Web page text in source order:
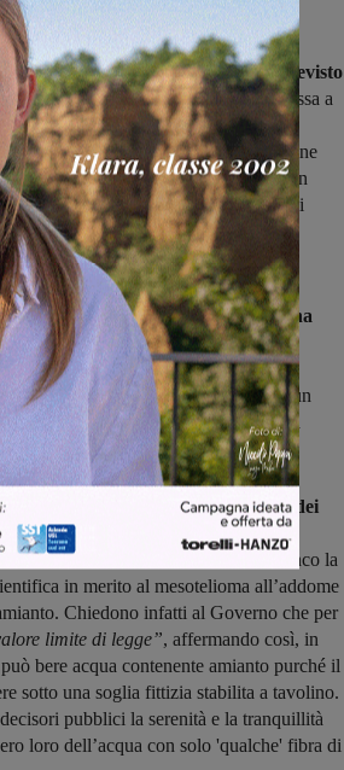
la salute".
che "a fine gennaio 2015 è previsto
Superiore di Sanità per la messa a
nazionale, mentre a metà gennaio è
di lavoro regionale per la definizione
analitico, e sulla rete delle condotte in
selezionate le reti a maggiore rischio di
valutate attraverso la vetustà delle
acque e la portata fluente".
però l'occasione per lanciare una
"Abbiamo provveduto – hanno
– a scrivere al Ministero
Sanità per chiedere che sia fissato un
per l'amianto che ad oggi, in base alla
nei parametri da analizzare".
che sono arrivate le critiche dei
Campagna contro l'amianto."Gli
e Marroni hanno messo nero su bianco la
in merito al mesotelioma all’addome
Chiedono infatti al Governo che per
limite di legge”, affermando così, in
bere acqua contenente amianto purché il
sotto una soglia fittizia stabilita a tavolino.
pubblici la serenità e la tranquillità
loro dell’acqua con solo 'qualche' fibra di